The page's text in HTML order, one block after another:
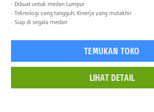
Dibuat untuk medan Lumpur
Teknologi yang tangguh, Kinerja yang mutakhir
Siap di segala medan
TEMUKAN TOKO
LIHAT DETAIL